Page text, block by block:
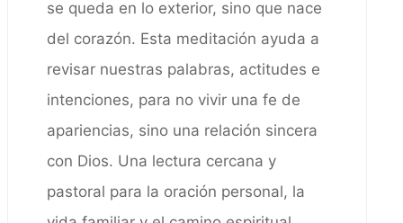
se queda en lo exterior, sino que nace
del corazón. Esta meditación ayuda a
revisar nuestras palabras, actitudes e
intenciones, para no vivir una fe de
apariencias, sino una relación sincera
con Dios. Una lectura cercana y
pastoral para la oración personal, la